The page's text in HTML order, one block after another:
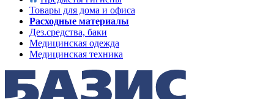
Товары для дома и офиса
Расходные материалы
Дез.средства, баки
Медицинская одежда
Медицинская техника